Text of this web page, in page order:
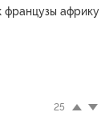
французы африку
25